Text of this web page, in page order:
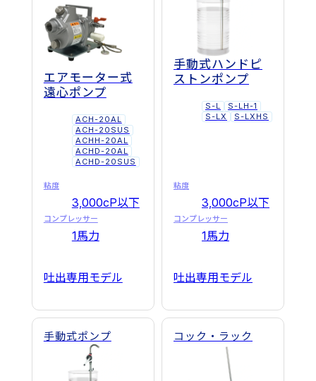
エアモーター式
遠心ポンプ
ACH-20AL
ACH-20SUS
ACHH-20AL
ACHD-20AL
ACHD-20SUS
粘度
3,000cP以下
コンプレッサー
1馬力
吐出専用モデル
手動式ハンドピ
ストンポンプ
S-L
S-LH-1
S-LX
S-LXHS
粘度
3,000cP以下
コンプレッサー
1馬力
吐出専用モデル
手動式ポンプ コック・ラック